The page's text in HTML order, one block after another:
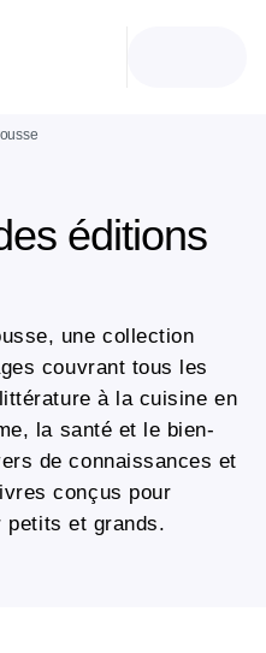
éditions
une collection
couvrant tous les
à la cuisine en
la santé et le bien-
de connaissances et
conçus pour
et grands.